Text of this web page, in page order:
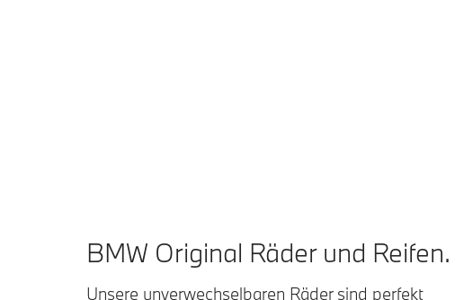
BMW Original Räder und Reifen.
Unsere unverwechselbaren Räder sind perfekt